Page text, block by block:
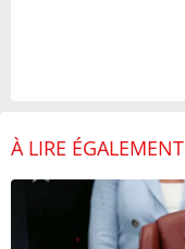
À LIRE ÉGALEMENT